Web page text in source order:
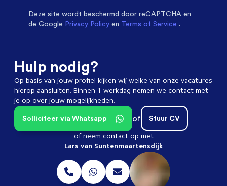
Deze site wordt beschermd door reCAPTCHA en
de Google Privacy Policy en Terms of Service .
Hulp nodig?
Op basis van jouw profiel kijken wij welke van onze vacatures
hierop aansluiten. Binnen 1 werkdag nemen we contact met
je op over jouw mogelijkheden.
Stuur CV
of
Solliciteer via Whatsapp
of neem contact op met
Lars van Suntenmaartensdijk